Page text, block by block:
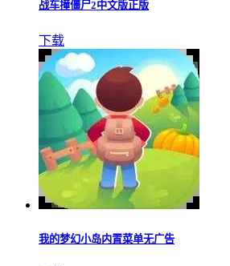
战车撞僵尸2中文版正版
下载
我的梦幻小岛内置菜单无广告